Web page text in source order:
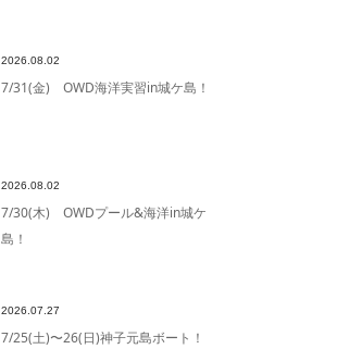
2026.08.02
7/31(金) OWD海洋実習in城ケ島！
2026.08.02
7/30(木) OWDプール&海洋in城ケ
島！
2026.07.27
7/25(土)〜26(日)神子元島ボート！